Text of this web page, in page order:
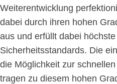
Weiterentwicklung
dabei durch ihren hohen
aus und erfüllt dabei
Sicherheitsstandards. Die
die Möglichkeit zur
tragen zu diesem hohen